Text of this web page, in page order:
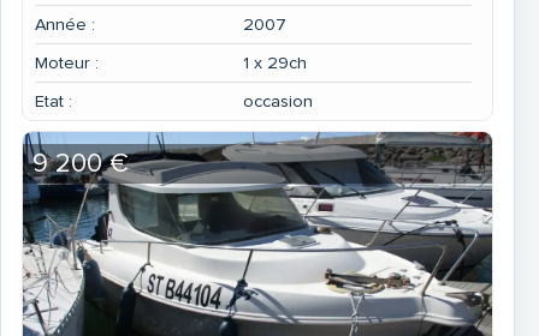
Année :
2007
Moteur :
1 x 29ch
Etat :
occasion
9 200 €